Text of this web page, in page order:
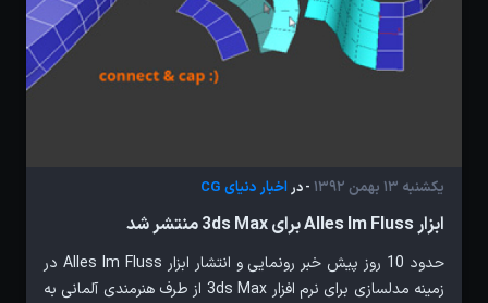
یکشنبه 13 بهمن 1392 - دراخبار دنیای CG
ابزار Alles Im Fluss برای 3ds Max منتشر شد
حدود 10 روز پیش خبر رونمایی و انتشار ابزار Alles Im Fluss در
زمینه مدلسازی برای نرم افزار 3ds Max از طرف هنرمندی آلمانی به